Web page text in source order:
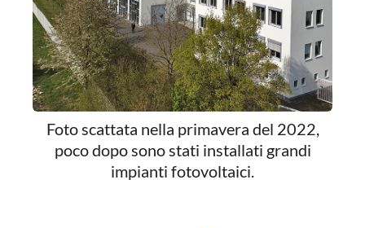
Foto scattata nella primavera del 2022,
poco dopo sono stati installati grandi
impianti fotovoltaici.